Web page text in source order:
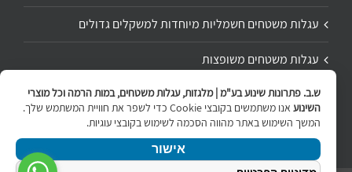
עגלות משטחים חשמליות מיוחדות למשקלים גדולים
עגלות משטחים משופצות
תיקון ושיפוץ עגלת משטחים
ש.ב. פתרונות שינוע בע"מ | מלגזות, עגלות משטחים, במות הרמה וכל מוצרי
השינוע
אנו משתמשים בקובצי Cookie כדי לשפר את חוויית המשתמש שלך.
המשך השימוש באתר מהווה הסכמה לשימוש בקובצי עוגיות.
אישור